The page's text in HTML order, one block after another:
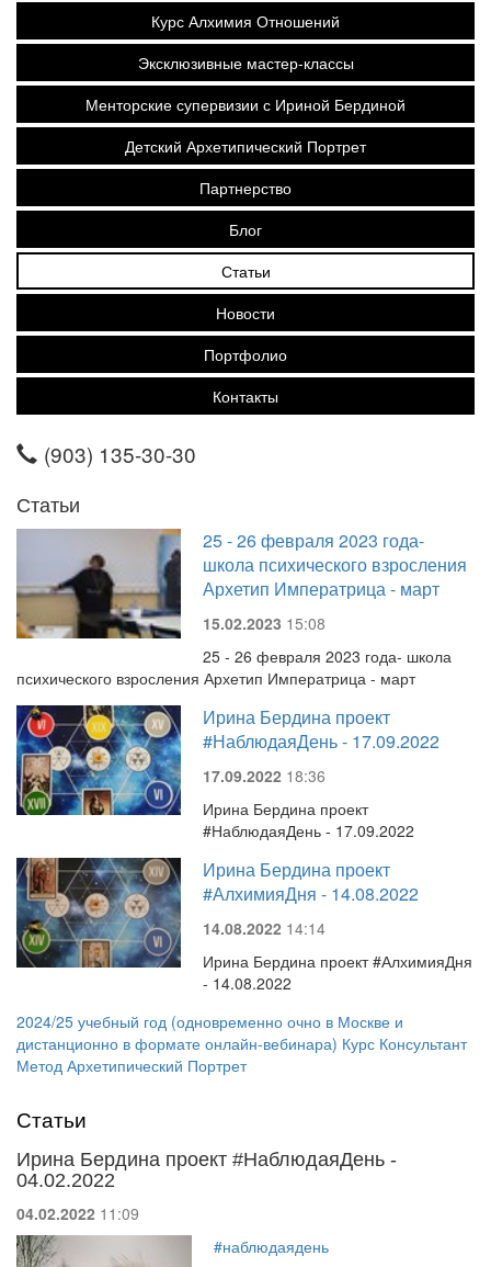
Курс Алхимия Отношений
Эксклюзивные мастер-классы
Менторские супервизии с Ириной Бердиной
Детский Архетипический Портрет
Партнерство
Блог
Статьи
Новости
Портфолио
Контакты
(903) 135-30-30
Статьи
25 - 26 февраля 2023 года-
школа психического взросления
Архетип Императрица - март
15.02.2023 15:08
25 - 26 февраля 2023 года- школа
психического взросления Архетип Императрица - март
Ирина Бердина проект
#НаблюдаяДень - 17.09.2022
17.09.2022 18:36
Ирина Бердина проект
#НаблюдаяДень - 17.09.2022
Ирина Бердина проект
#АлхимияДня - 14.08.2022
14.08.2022 14:14
Ирина Бердина проект #АлхимияДня
- 14.08.2022
2024/25 учебный год (одновременно очно в Москве и
дистанционно в формате онлайн-вебинара) Курс Консультант
Метод Архетипический Портрет
Статьи
Ирина Бердина проект #НаблюдаяДень -
04.02.2022
04.02.2022 11:09
#наблюдаядень